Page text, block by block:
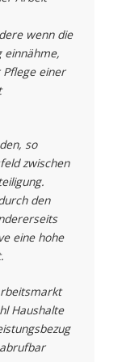
wenn die
einnähme,
einer
so
zwischen
den
eine hohe
Haushalte